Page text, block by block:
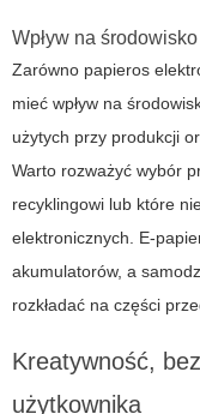
Wpływ na
Zarówno papieros
mieć wpływ na
użytych przy produkcji
Warto rozważyć wybór
recyklingowi lub które
elektronicznych. E-
akumulatorów, a
rozkładać na części
Kreatywność,
użytkownika